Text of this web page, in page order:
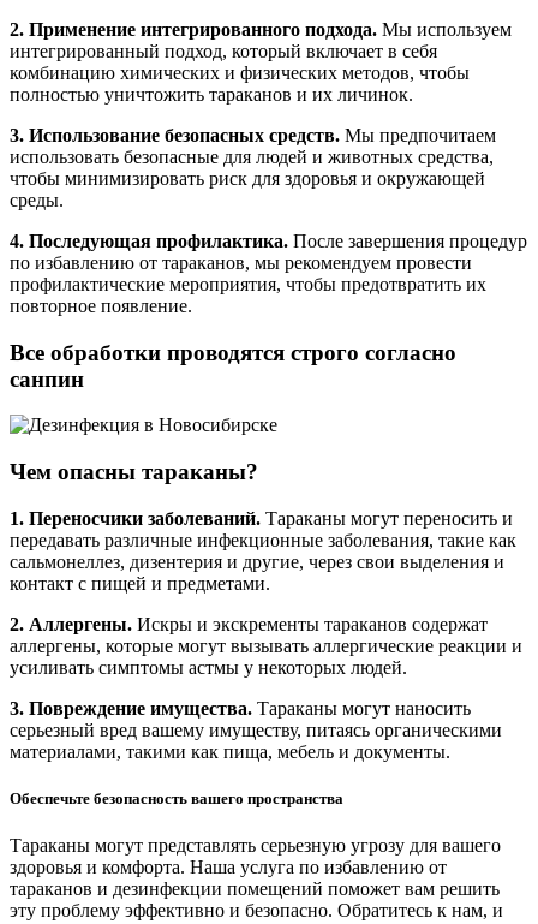
2. Применение интегрированного подхода. Мы используем
интегрированный подход, который включает в себя
комбинацию химических и физических методов, чтобы
полностью уничтожить тараканов и их личинок.
3. Использование безопасных средств. Мы предпочитаем
использовать безопасные для людей и животных средства,
чтобы минимизировать риск для здоровья и окружающей
среды.
4. Последующая профилактика. После завершения процедур
по избавлению от тараканов, мы рекомендуем провести
профилактические мероприятия, чтобы предотвратить их
повторное появление.
Все обработки проводятся строго согласно
санпин
Чем опасны тараканы?
1. Переносчики заболеваний. Тараканы могут переносить и
передавать различные инфекционные заболевания, такие как
сальмонеллез, дизентерия и другие, через свои выделения и
контакт с пищей и предметами.
2. Аллергены. Искры и экскременты тараканов содержат
аллергены, которые могут вызывать аллергические реакции и
усиливать симптомы астмы у некоторых людей.
3. Повреждение имущества. Тараканы могут наносить
серьезный вред вашему имуществу, питаясь органическими
материалами, такими как пища, мебель и документы.
Обеспечьте безопасность вашего пространства
Тараканы могут представлять серьезную угрозу для вашего
здоровья и комфорта. Наша услуга по избавлению от
тараканов и дезинфекции помещений поможет вам решить
эту проблему эффективно и безопасно. Обратитесь к нам, и